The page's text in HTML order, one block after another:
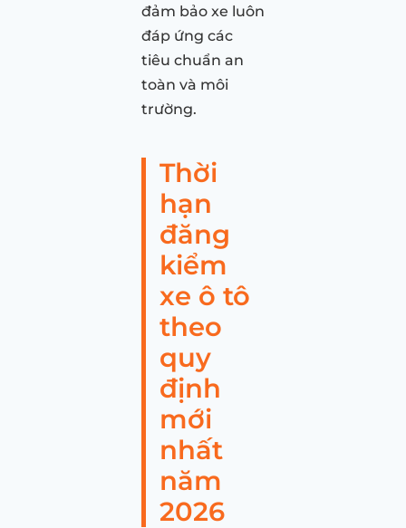
đảm bảo xe luôn
đáp ứng các
tiêu chuẩn an
toàn và môi
trường.
Thời
hạn
đăng
kiểm
xe ô tô
theo
quy
định
mới
nhất
năm
2026